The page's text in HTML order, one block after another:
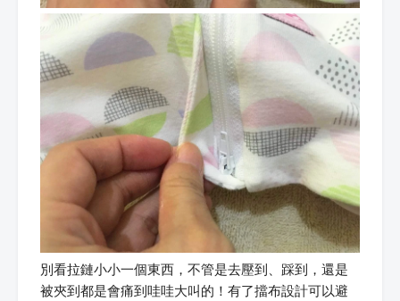
別看拉鏈小小一個東西，不管是去壓到、踩到，還是
被夾到都是會痛到哇哇大叫的！有了擋布設計可以避